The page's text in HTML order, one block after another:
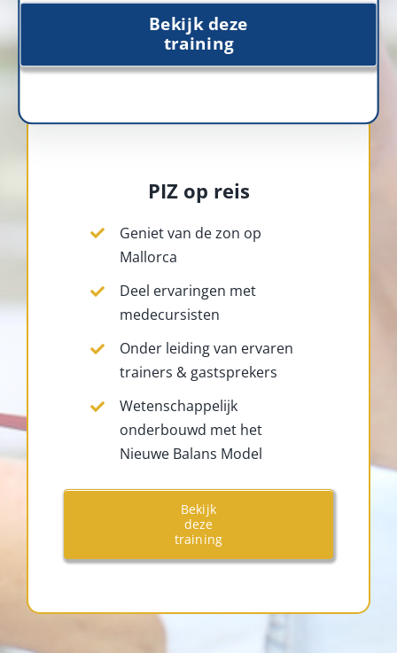
Bekijk deze
training
PIZ op reis
Geniet van de zon op
Mallorca
Deel ervaringen met
medecursisten
Onder leiding van ervaren
trainers & gastsprekers
Wetenschappelijk
onderbouwd met het
Nieuwe Balans Model
Bekijk
deze
training